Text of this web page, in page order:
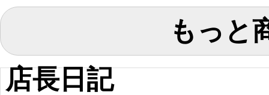
もっと
店長日記